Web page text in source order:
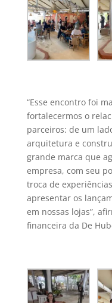
“Esse encontro foi
fortalecermos o
parceiros: de um
arquitetura e
grande marca que
empresa, com seu
troca de
apresentar os
em nossas lojas”,
financeira da De